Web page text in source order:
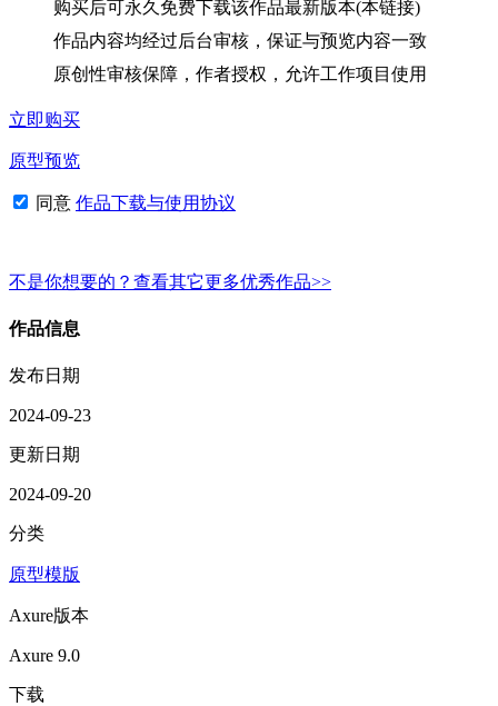
购买后可永久免费下载该作品最新版本(本链接)
作品内容均经过后台审核，保证与预览内容一致
原创性审核保障，作者授权，允许工作项目使用
立即购买
原型预览
同意 作品下载与使用协议
不是你想要的？查看其它更多优秀作品>>
作品信息
发布日期
2024-09-23
更新日期
2024-09-20
分类
原型模版
Axure版本
Axure 9.0
下载